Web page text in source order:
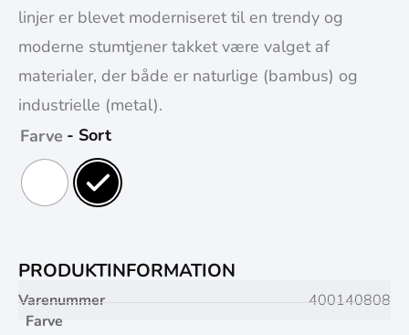
linjer er blevet moderniseret til en trendy og
moderne stumtjener takket være valget af
materialer, der både er naturlige (bambus) og
industrielle (metal).
Farve - Sort
PRODUKTINFORMATION
Varenummer
400140808
Farve